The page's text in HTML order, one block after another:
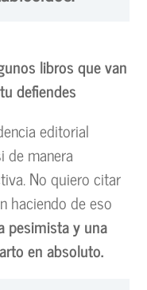
libros que van
defiendes
editorial
de manera
No quiero citar
haciendo de eso
pesimista y una
en absoluto.